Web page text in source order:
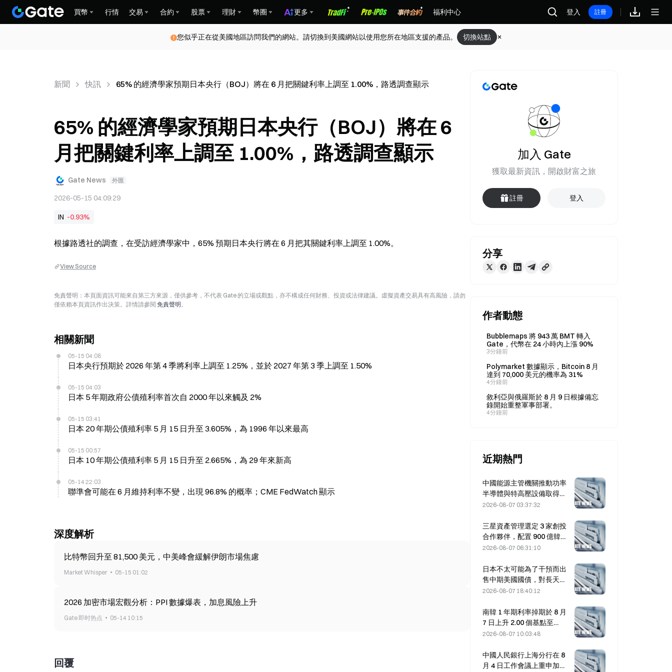
買幣 行情 交易 合約 股票 理財 幣圈 更多 福利中心 登入 註冊
您似乎正在從美國地區訪問我們的網站。請切換到美國網站以使用您所在地區支援的產品。 切換站點
新聞 快訊 65% 的經濟學家預期日本央行（BOJ）將在 6 月把關鍵利率上調至 1.00%，路透調查顯示
65% 的經濟學家預期日本央行（BOJ）將在 6
月把關鍵利率上調至 1.00%，路透調查顯示
Gate News 外匯
2026-05-15 04:09:29
IN -0.93%
根據路透社的調查，在受訪經濟學家中，65% 預期日本央行將在 6 月把其關鍵利率上調至 1.00%。
View Source
免責聲明：本頁面資訊可能來自第三方來源，僅供參考，不代表 Gate 的立場或觀點，亦不構成任何財務、投資或法律建議。虛擬資產交易具有高風險，請勿
僅依賴本頁資訊作出決策。詳情請參閱 免責聲明。
相關新聞
05-15 04:08
日本央行預期於 2026 年第 4 季將利率上調至 1.25%，並於 2027 年第 3 季上調至 1.50%
05-15 04:03
日本 5 年期政府公債殖利率首次自 2000 年以來觸及 2%
05-15 03:41
日本 20 年期公債殖利率 5 月 15 日升至 3.605%，為 1996 年以來最高
05-15 00:57
日本 10 年期公債殖利率 5 月 15 日升至 2.665%，為 29 年來新高
05-14 22:03
聯準會可能在 6 月維持利率不變，出現 96.8% 的概率；CME FedWatch 顯示
深度解析
比特幣回升至 81,500 美元，中美峰會緩解伊朗市場焦慮
Market Whisper 05-15 01:02
2026 加密市場宏觀分析：PPI 數據爆表，加息風險上升
Gate 即时热点 05-14 10:15
回覆
加入 Gate
獲取最新資訊，開啟財富之旅
註冊 登入
分享
作者動態
Bubblemaps 將 943 萬 BMT 轉入
Gate，代幣在 24 小時內上漲 90%
3分鐘前
Polymarket 數據顯示，Bitcoin 8 月
達到 70,000 美元的機率為 31%
4分鐘前
敘利亞與俄羅斯於 8 月 9 日根據備忘
錄開始重整軍事部署。
4分鐘前
近期熱門
中國能源主管機關推動功率
半導體與特高壓設備取得突
破
2026-08-07 03:37:32
三星資產管理選定 3 家創投
合作夥伴，配置 900 億韓元
基金
2026-08-07 06:31:10
日本不太可能為了干預而出
售中期美國國債，對長天期
殖利率的影響有限
2026-08-07 18:40:12
南韓 1 年期利率掉期於 8 月
7 日上升 2.00 個基點至
3.4325%
2026-08-07 10:03:48
中國人民銀行上海分行在 8
月 4 日工作會議上重申加密